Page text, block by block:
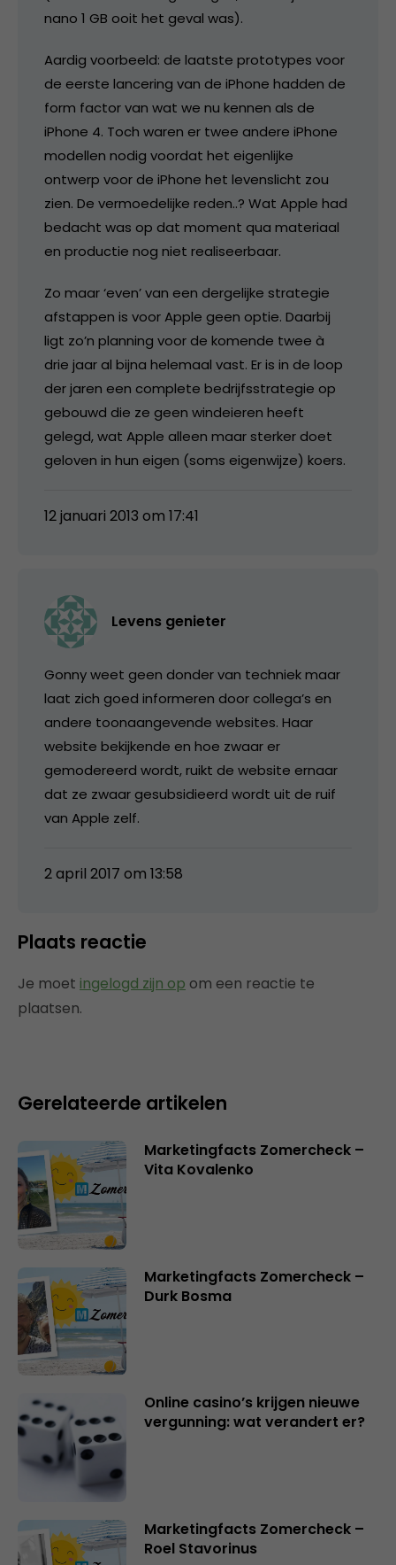
nano 1 GB ooit het geval was).
Aardig voorbeeld: de laatste prototypes voor
de eerste lancering van de iPhone hadden de
form factor van wat we nu kennen als de
iPhone 4. Toch waren er twee andere iPhone
modellen nodig voordat het eigenlijke
ontwerp voor de iPhone het levenslicht zou
zien. De vermoedelijke reden..? Wat Apple had
bedacht was op dat moment qua materiaal
en productie nog niet realiseerbaar.
Zo maar ‘even’ van een dergelijke strategie
afstappen is voor Apple geen optie. Daarbij
ligt zo’n planning voor de komende twee à
drie jaar al bijna helemaal vast. Er is in de loop
der jaren een complete bedrijfsstrategie op
gebouwd die ze geen windeieren heeft
gelegd, wat Apple alleen maar sterker doet
geloven in hun eigen (soms eigenwijze) koers.
12 januari 2013 om 17:41
Levens genieter
Gonny weet geen donder van techniek maar
laat zich goed informeren door collega’s en
andere toonaangevende websites. Haar
website bekijkende en hoe zwaar er
gemodereerd wordt, ruikt de website ernaar
dat ze zwaar gesubsidieerd wordt uit de ruif
van Apple zelf.
2 april 2017 om 13:58
Plaats reactie
Je moet ingelogd zijn op om een reactie te
plaatsen.
Gerelateerde artikelen
Marketingfacts Zomercheck –
Vita Kovalenko
Marketingfacts Zomercheck –
Durk Bosma
Online casino’s krijgen nieuwe
vergunning: wat verandert er?
Marketingfacts Zomercheck –
Roel Stavorinus